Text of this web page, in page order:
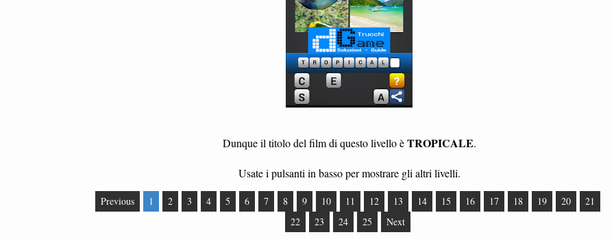
Dunque il titolo del film di questo livello èTROPICALE.
Usate i pulsanti in basso per mostrare gli altri livelli.
Previous 1 2 3 4 5 6 7 8 9 10 11 12 13 14 15 16 17 18 19 20
21
22
23 24 25 Next